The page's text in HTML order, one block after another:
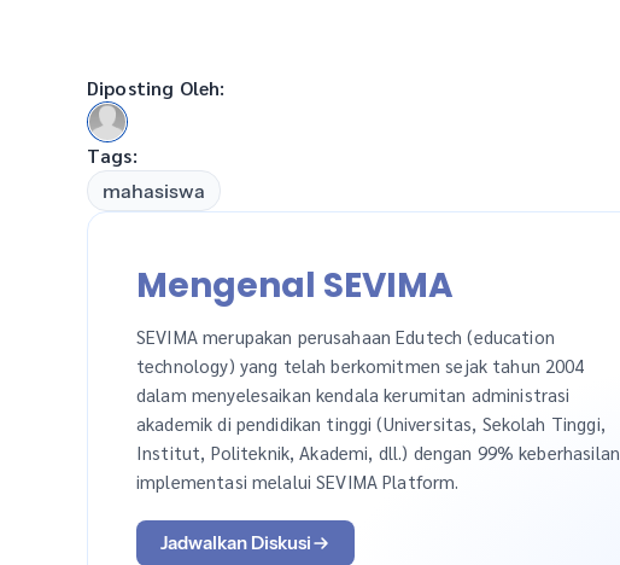
Diposting Oleh:
Tags:
mahasiswa
Mengenal SEVIMA
SEVIMA merupakan perusahaan Edutech (education
technology) yang telah berkomitmen sejak tahun 2004
dalam menyelesaikan kendala kerumitan administrasi
akademik di pendidikan tinggi (Universitas, Sekolah Tinggi,
Institut, Politeknik, Akademi, dll.) dengan 99% keberhasilan
implementasi melalui SEVIMA Platform.
Jadwalkan Diskusi